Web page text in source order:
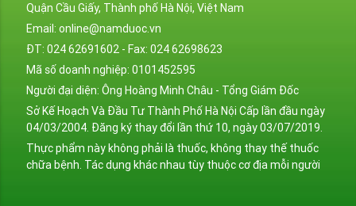
Quận Cầu Giấy, Thành phố Hà Nội, Việt Nam
Email: online@namduoc.vn
ĐT: 024 62691602 - Fax: 024 62698623
Mã số doanh nghiệp: 0101452595
Người đại diện: Ông Hoàng Minh Châu - Tổng Giám Đốc
Sở Kế Hoạch Và Đầu Tư Thành Phố Hà Nội Cấp lần đầu ngày
04/03/2004. Đăng ký thay đổi lần thứ 10, ngày 03/07/2019.
Thực phẩm này không phải là thuốc, không thay thế thuốc
chữa bệnh. Tác dụng khác nhau tùy thuộc cơ địa mỗi người